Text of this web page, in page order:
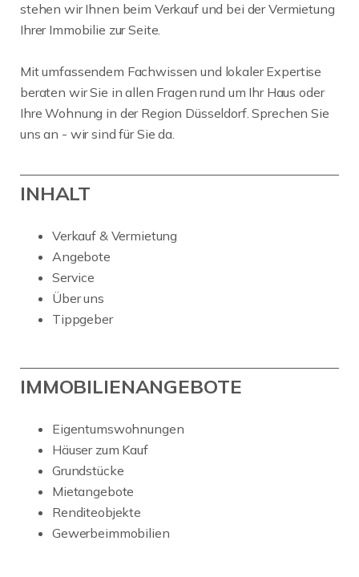
stehen wir Ihnen beim Verkauf und bei der Vermietung
Ihrer Immobilie zur Seite.
Mit umfassendem Fachwissen und lokaler Expertise
beraten wir Sie in allen Fragen rund um Ihr Haus oder
Ihre Wohnung in der Region Düsseldorf. Sprechen Sie
uns an - wir sind für Sie da.
INHALT
Verkauf & Vermietung
Angebote
Service
Über uns
Tippgeber
IMMOBILIENANGEBOTE
Eigentumswohnungen
Häuser zum Kauf
Grundstücke
Mietangebote
Renditeobjekte
Gewerbeimmobilien